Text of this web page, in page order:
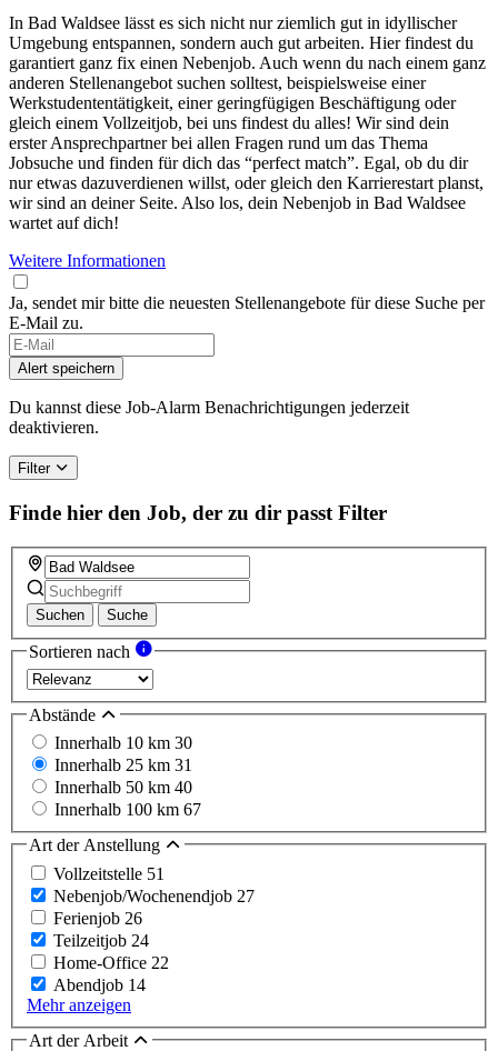
In Bad Waldsee lässt es sich nicht nur ziemlich gut in idyllischer
Umgebung entspannen, sondern auch gut arbeiten. Hier findest du
garantiert ganz fix einen Nebenjob. Auch wenn du nach einem ganz
anderen Stellenangebot suchen solltest, beispielsweise einer
Werkstudententätigkeit, einer geringfügigen Beschäftigung oder
gleich einem Vollzeitjob, bei uns findest du alles! Wir sind dein
erster Ansprechpartner bei allen Fragen rund um das Thema
Jobsuche und finden für dich das “perfect match”. Egal, ob du dir
nur etwas dazuverdienen willst, oder gleich den Karrierestart planst,
wir sind an deiner Seite. Also los, dein Nebenjob in Bad Waldsee
wartet auf dich!
Weitere Informationen
Ja, sendet mir bitte die neuesten Stellenangebote für diese Suche per
E-Mail zu.
Alert speichern
Du kannst diese Job-Alarm Benachrichtigungen jederzeit
deaktivieren.
Filter
Finde hier den Job, der zu dir passt Filter
Suchen Suche
Sortieren nach
Abstände
Innerhalb 10 km 30
Innerhalb 25 km 31
Innerhalb 50 km 40
Innerhalb 100 km 67
Art der Anstellung
Vollzeitstelle 51
Nebenjob/Wochenendjob 27
Ferienjob 26
Teilzeitjob 24
Home-Office 22
Abendjob 14
Mehr anzeigen
Art der Arbeit